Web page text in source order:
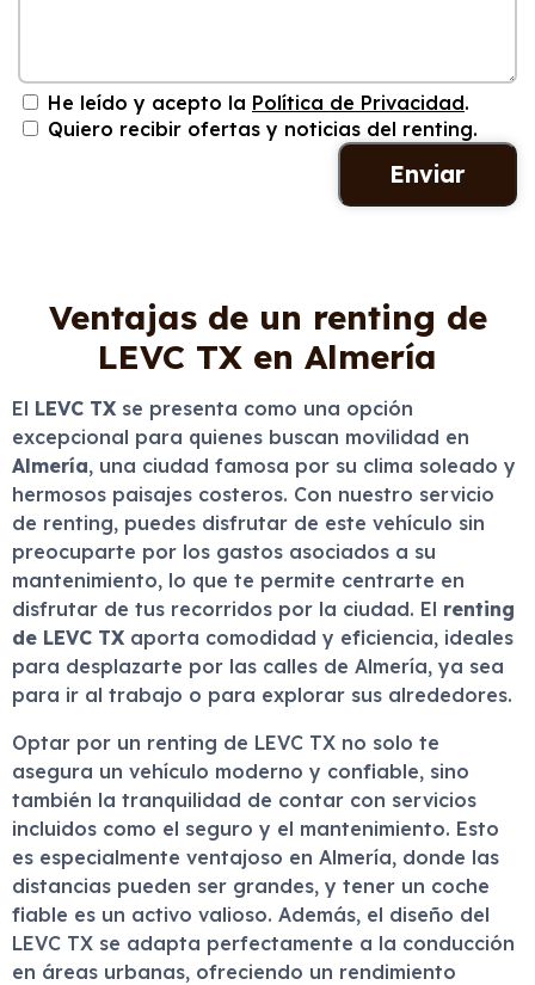
He leído y acepto la Política de Privacidad.
Quiero recibir ofertas y noticias del renting.
Ventajas de un renting de
LEVC TX en Almería
El LEVC TX se presenta como una opción
excepcional para quienes buscan movilidad en
Almería, una ciudad famosa por su clima soleado y
hermosos paisajes costeros. Con nuestro servicio
de renting, puedes disfrutar de este vehículo sin
preocuparte por los gastos asociados a su
mantenimiento, lo que te permite centrarte en
disfrutar de tus recorridos por la ciudad. El renting
de LEVC TX aporta comodidad y eficiencia, ideales
para desplazarte por las calles de Almería, ya sea
para ir al trabajo o para explorar sus alrededores.
Optar por un renting de LEVC TX no solo te
asegura un vehículo moderno y confiable, sino
también la tranquilidad de contar con servicios
incluidos como el seguro y el mantenimiento. Esto
es especialmente ventajoso en Almería, donde las
distancias pueden ser grandes, y tener un coche
fiable es un activo valioso. Además, el diseño del
LEVC TX se adapta perfectamente a la conducción
en áreas urbanas, ofreciendo un rendimiento